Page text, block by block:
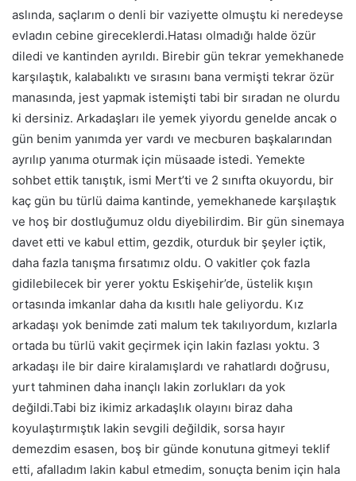
aslında, saçlarım o denli bir vaziyette olmuştu ki neredeyse
evladın cebine gireceklerdi.Hatası olmadığı halde özür
diledi ve kantinden ayrıldı. Birebir gün tekrar yemekhanede
karşılaştık, kalabalıktı ve sırasını bana vermişti tekrar özür
manasında, jest yapmak istemişti tabi bir sıradan ne olurdu
ki dersiniz. Arkadaşları ile yemek yiyordu genelde ancak o
gün benim yanımda yer vardı ve mecburen başkalarından
ayrılıp yanıma oturmak için müsaade istedi. Yemekte
sohbet ettik tanıştık, ismi Mert’ti ve 2 sınıfta okuyordu, bir
kaç gün bu türlü daima kantinde, yemekhanede karşılaştık
ve hoş bir dostluğumuz oldu diyebilirdim. Bir gün sinemaya
davet etti ve kabul ettim, gezdik, oturduk bir şeyler içtik,
daha fazla tanışma fırsatımız oldu. O vakitler çok fazla
gidilebilecek bir yerer yoktu Eskişehir’de, üstelik kışın
ortasında imkanlar daha da kısıtlı hale geliyordu. Kız
arkadaşı yok benimde zati malum tek takılıyordum, kızlarla
ortada bu türlü vakit geçirmek için lakin fazlası yoktu. 3
arkadaşı ile bir daire kiralamışlardı ve rahatlardı doğrusu,
yurt tahminen daha inançlı lakin zorlukları da yok
değildi.Tabi biz ikimiz arkadaşlık olayını biraz daha
koyulaştırmıştık lakin sevgili değildik, sorsa hayır
demezdim esasen, boş bir günde konutuna gitmeyi teklif
etti, afalladım lakin kabul etmedim, sonuçta benim için hala